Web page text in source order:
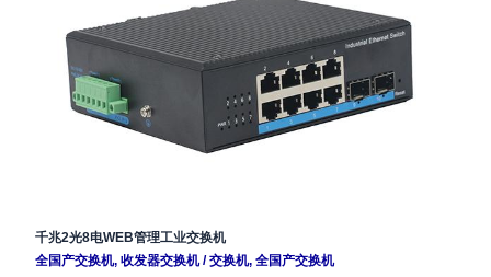
千兆2光8电WEB管理工业交换机
全国产交换机, 收发器交换机/交换机, 全国产交换机